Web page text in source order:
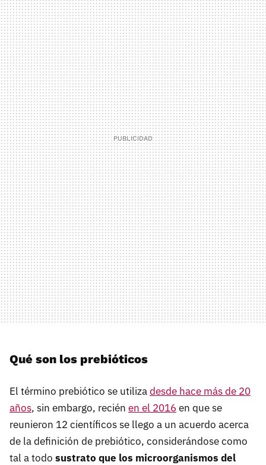
Qué son los prebióticos
El término prebiótico se utilizadesde hace más de 20
años, sin embargo, recién en el 2016 en que se
reunieron 12 científicos se llego a un acuerdo acerca
de la definición de prebiótico, considerándose como
tal a todo sustrato que los microorganismos del